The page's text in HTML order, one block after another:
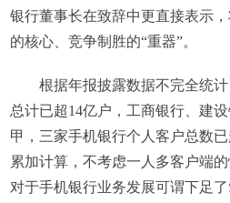
银行董事长在致辞中更直接表示
的核心、竞争制胜的“重器”。
根据年报披露数据不完全统
总计已超14亿户，工商银行、建
甲，三家手机银行个人客户总数
累加计算，不考虑一人多客户端
对于手机银行业务发展可谓下足